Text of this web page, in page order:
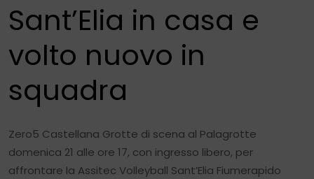
Sant’Elia in casa e
volto nuovo in
squadra
Zero5 Castellana Grotte di scena al Palagrotte
domenica 21 alle ore 17, con ingresso libero, per
affrontare la Assitec Volleyball Sant’Elia Fiumerapido